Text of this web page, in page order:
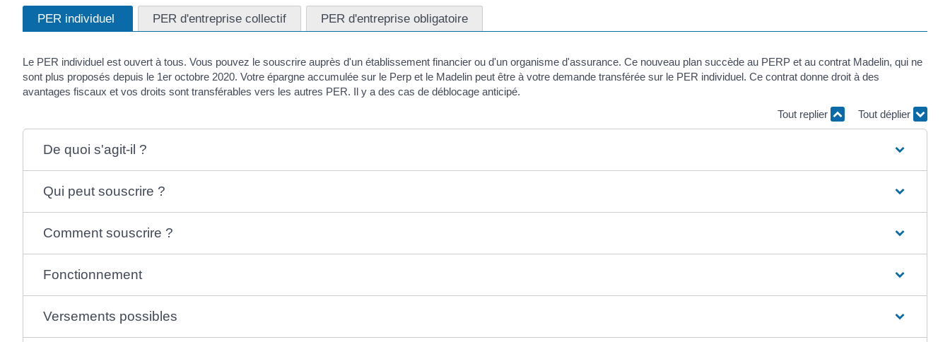
PER individuel PER d'entreprise collectif PER d'entreprise obligatoire
Le PER individuel est ouvert à tous. Vous pouvez le souscrire auprès d'un établissement financier ou d'un organisme d'assurance. Ce nouveau plan succède au PERP et au contrat Madelin, qui ne
sont plus proposés depuis le 1er octobre 2020. Votre épargne accumulée sur le Perp et le Madelin peut être à votre demande transférée sur le PER individuel. Ce contrat donne droit à des
avantages fiscaux et vos droits sont transférables vers les autres PER. Il y a des cas de déblocage anticipé.
Tout replier
Tout déplier
De quoi s'agit-il ?
Qui peut souscrire ?
Comment souscrire ?
Fonctionnement
Versements possibles